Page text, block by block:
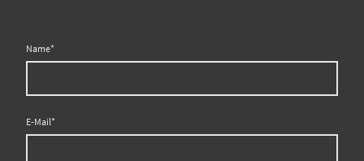
Name*
E-Mail*